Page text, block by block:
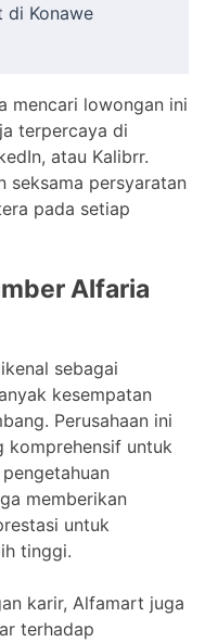
di Konawe
mencari lowongan ini
terpercaya di
atau Kalibrr.
seksama persyaratan
pada setiap
Alfaria
sebagai
kesempatan
Perusahaan ini
komprehensif untuk
memberikan
untuk
tinggi.
karir, Alfamart juga
terhadap